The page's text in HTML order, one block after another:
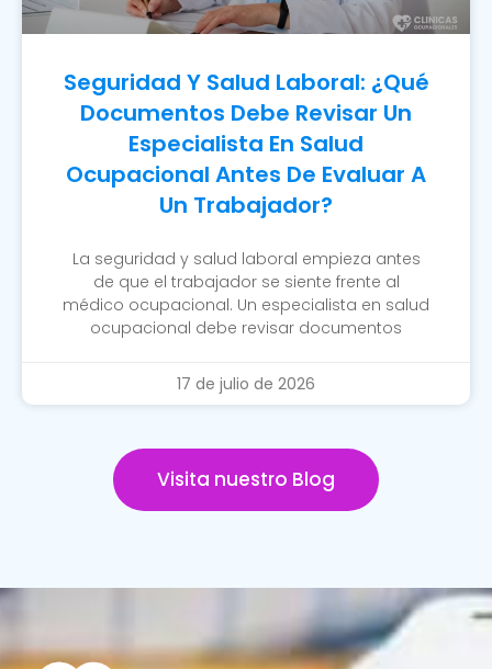
Seguridad Y Salud Laboral: ¿Qué
Documentos Debe Revisar Un
Especialista En Salud
Ocupacional Antes De Evaluar A
Un Trabajador?
La seguridad y salud laboral empieza antes
de que el trabajador se siente frente al
médico ocupacional. Un especialista en salud
ocupacional debe revisar documentos
17 de julio de 2026
Visita nuestro Blog